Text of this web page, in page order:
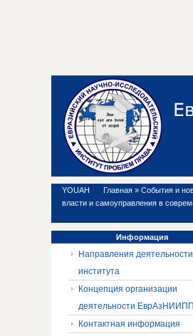
YOUAH Главная » События и
власти и самоуправления в
Информация
Направления деятельности
института
Концепция организации
деятельности ЕврАзНИИПП
Контактная информация